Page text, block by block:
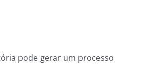
pode gerar um processo